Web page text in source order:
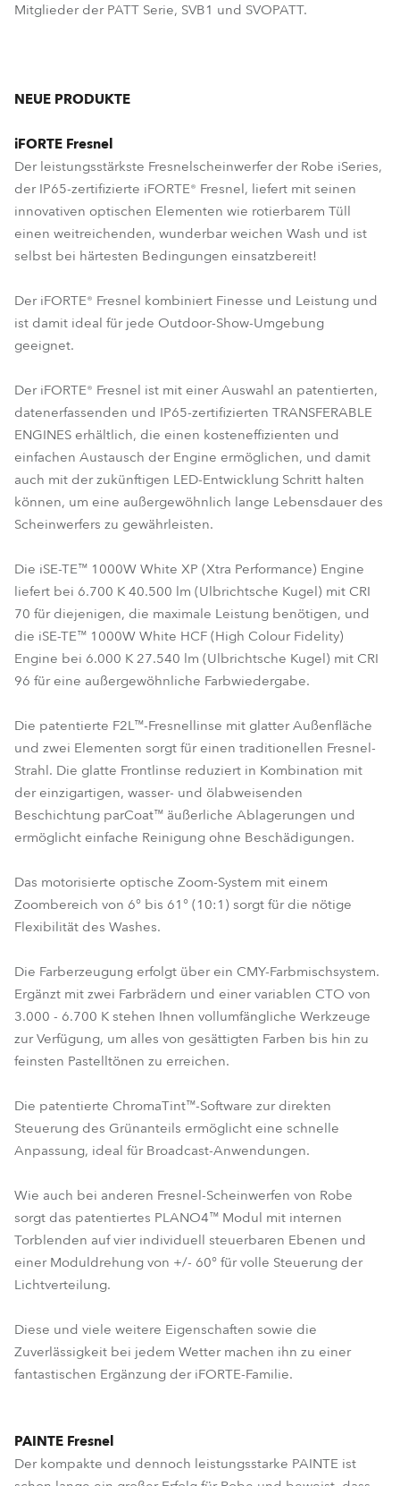
Mitglieder der PATT Serie, SVB1 und SVOPATT.
NEUE PRODUKTE
iFORTE Fresnel
Der leistungsstärkste Fresnelscheinwerfer der Robe iSeries,
der IP65-zertifizierte iFORTE® Fresnel, liefert mit seinen
innovativen optischen Elementen wie rotierbarem Tüll
einen weitreichenden, wunderbar weichen Wash und ist
selbst bei härtesten Bedingungen einsatzbereit!
Der iFORTE® Fresnel kombiniert Finesse und Leistung und
ist damit ideal für jede Outdoor-Show-Umgebung
geeignet.
Der iFORTE® Fresnel ist mit einer Auswahl an patentierten,
datenerfassenden und IP65-zertifizierten TRANSFERABLE
ENGINES erhältlich, die einen kosteneffizienten und
einfachen Austausch der Engine ermöglichen, und damit
auch mit der zukünftigen LED-Entwicklung Schritt halten
können, um eine außergewöhnlich lange Lebensdauer des
Scheinwerfers zu gewährleisten.
Die iSE-TE™ 1000W White XP (Xtra Performance) Engine
liefert bei 6.700 K 40.500 lm (Ulbrichtsche Kugel) mit CRI
70 für diejenigen, die maximale Leistung benötigen, und
die iSE-TE™ 1000W White HCF (High Colour Fidelity)
Engine bei 6.000 K 27.540 lm (Ulbrichtsche Kugel) mit CRI
96 für eine außergewöhnliche Farbwiedergabe.
Die patentierte F2L™-Fresnellinse mit glatter Außenfläche
und zwei Elementen sorgt für einen traditionellen Fresnel-
Strahl. Die glatte Frontlinse reduziert in Kombination mit
der einzigartigen, wasser- und ölabweisenden
Beschichtung parCoat™ äußerliche Ablagerungen und
ermöglicht einfache Reinigung ohne Beschädigungen.
Das motorisierte optische Zoom-System mit einem
Zoombereich von 6° bis 61° (10:1) sorgt für die nötige
Flexibilität des Washes.
Die Farberzeugung erfolgt über ein CMY-Farbmischsystem.
Ergänzt mit zwei Farbrädern und einer variablen CTO von
3.000 - 6.700 K stehen Ihnen vollumfängliche Werkzeuge
zur Verfügung, um alles von gesättigten Farben bis hin zu
feinsten Pastelltönen zu erreichen.
Die patentierte ChromaTint™-Software zur direkten
Steuerung des Grünanteils ermöglicht eine schnelle
Anpassung, ideal für Broadcast-Anwendungen.
Wie auch bei anderen Fresnel-Scheinwerfen von Robe
sorgt das patentiertes PLANO4™ Modul mit internen
Torblenden auf vier individuell steuerbaren Ebenen und
einer Moduldrehung von +/- 60° für volle Steuerung der
Lichtverteilung.
Diese und viele weitere Eigenschaften sowie die
Zuverlässigkeit bei jedem Wetter machen ihn zu einer
fantastischen Ergänzung der iFORTE-Familie.
PAINTE Fresnel
Der kompakte und dennoch leistungsstarke PAINTE ist